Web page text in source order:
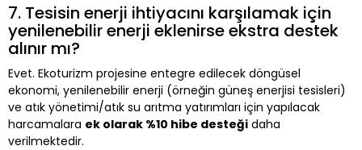
7. Tesisin enerji ihtiyacını karşılamak için
yenilenebilir enerji eklenirse ekstra destek
alınır mı?
Evet. Ekoturizm projesine entegre edilecek döngüsel
ekonomi, yenilenebilir enerji (örneğin güneş enerjisi tesisleri)
ve atık yönetimi/atık su arıtma yatırımları için yapılacak
harcamalara ek olarak %10 hibe desteği daha
verilmektedir.